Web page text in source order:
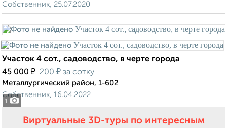
Собственник, 25.07.2020
1
Участок 4 сот., садоводство, в черте города
45 000 ₽ 200 ₽ за сотку
Металлургический район, 1-602
Собственник, 16.04.2022
Виртуальные 3D-туры по интересным